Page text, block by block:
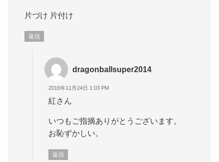
片づけ 片付け
返信
dragonballsuper2014
2016年11月24日 1:03 PM
紅さん
いつもご指摘ありがとうございます。
お恥ずかしい。
返信